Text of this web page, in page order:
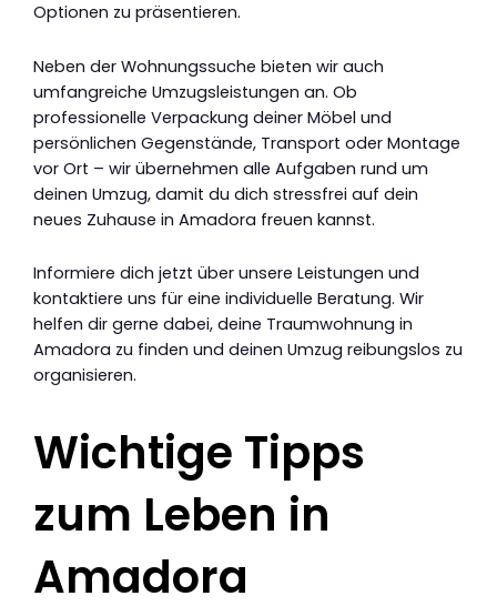
Optionen zu präsentieren.
Neben der Wohnungssuche bieten wir auch
umfangreiche Umzugsleistungen an. Ob
professionelle Verpackung deiner Möbel und
persönlichen Gegenstände, Transport oder Montage
vor Ort – wir übernehmen alle Aufgaben rund um
deinen Umzug, damit du dich stressfrei auf dein
neues Zuhause in Amadora freuen kannst.
Informiere dich jetzt über unsere Leistungen und
kontaktiere uns für eine individuelle Beratung. Wir
helfen dir gerne dabei, deine Traumwohnung in
Amadora zu finden und deinen Umzug reibungslos zu
organisieren.
Wichtige Tipps
zum Leben in
Amadora